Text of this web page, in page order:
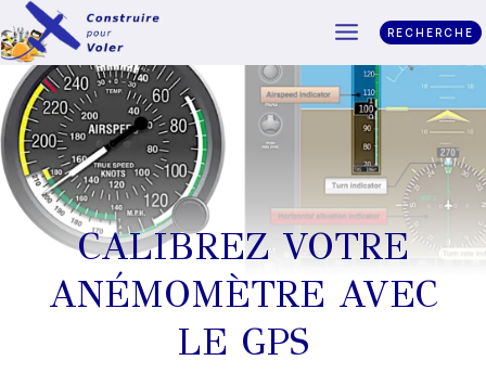
RECHERCHE
CALIBREZ VOTRE
ANÉMOMÈTRE AVEC
LE GPS